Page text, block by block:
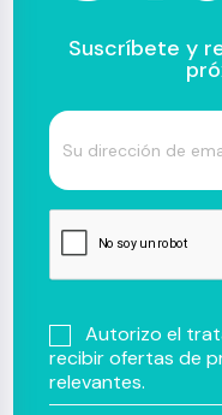
Suscríbete y
Autorizo el
recibir ofertas de
relevantes.